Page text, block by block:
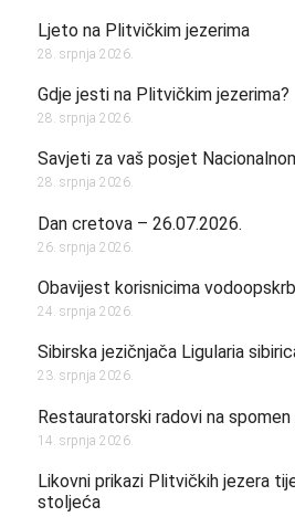
Ljeto na Plitvičkim jezerima
28. srpnja 2026.
Gdje jesti na Plitvičkim jezerima?
28. srpnja 2026.
Savjeti za vaš posjet
28. srpnja 2026.
Dan cretova – 26.07.2026.
26. srpnja 2026.
Obavijest korisnicima
24. srpnja 2026.
Sibirska jezičnjača Ligularia
23. srpnja 2026.
Restauratorski radovi na
14. srpnja 2026.
Likovni prikazi Plitvičkih jezera
stoljeća